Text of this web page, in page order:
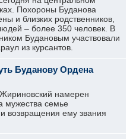
Похороны Буданова
и близких родственников,
– более 350 человек. В
Будановым участвовали
из курсантов.
Буданову Ордена
намерен
мужества семье
возвращения ему звания